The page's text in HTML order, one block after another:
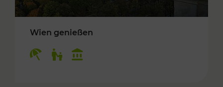
Wien genießen